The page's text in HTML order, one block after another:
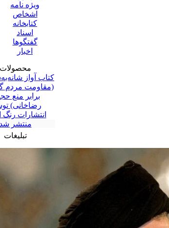
ویژه نامه
اشخاص
کتابخانه
اسناد
گفتگوها
اخبار
محصولات
تبلیغات